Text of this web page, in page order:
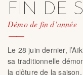
FIN DE
Démo de fin d’année
Le 28 juin dernier,
sa traditionnelle
la clôture de la